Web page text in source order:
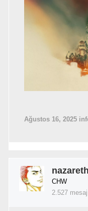
Ağustos 16, 2025
nazareth
CHW
2.527 mesaj